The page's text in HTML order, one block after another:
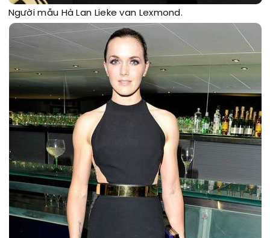
Người mẫu Hà Lan Lieke van Lexmond.